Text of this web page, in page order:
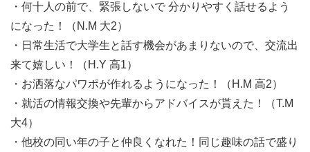
私たちは、このような自覚に基づき、「市民」としての
主体的な取り組みを
さらに発展させていかなければなりません。
私たちが目指す社会は互いに思いやり、助け合う社会、
そして1人1人の意志と生き方を大切にする社会、そして
国境やグループを越えて、
市民同士が協力して社会課題に取り組める社会です。
・何十人の前で、緊張しないで 分かりやすく話せるよう
になった！（N.M 大2）
・日常生活で大学生と話す機会があまりないので、交流出
来て嬉しい！（H.Y 高1）
・お洒落なパワポが作れるようになった！（H.M 高2）
・就活の情報交換や先輩からアドバイスが貰えた！（T.M
大4）
・他校の同い年の子と仲良くなれた！同じ趣味の話で盛り